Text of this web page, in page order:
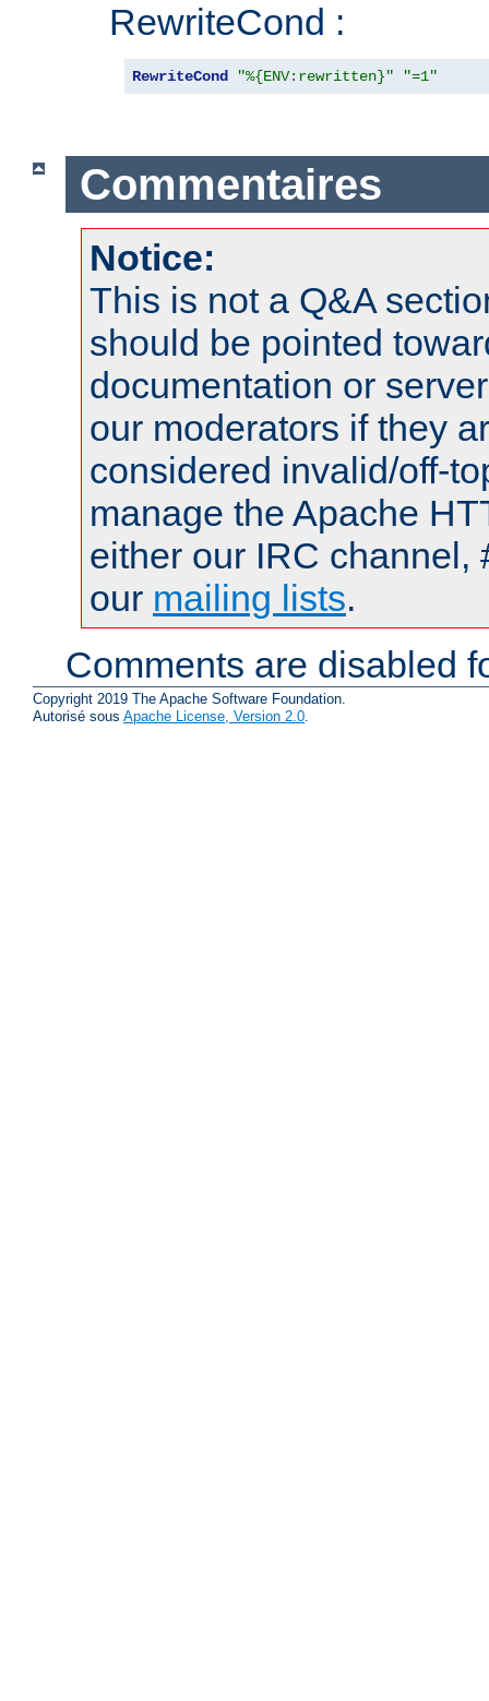
RewriteCond :
RewriteCond "%{ENV:rewritten}" "=1"
Commentaires
Notice:
This is not a Q&A
should be pointed
documentation or
our moderators if they
considered invalid/off-
manage the Apache
either our IRC channel,
our mailing lists.
Comments are disabled
Copyright 2019 The Apache Software Foundation.
Autorisé sous Apache License, Version 2.0